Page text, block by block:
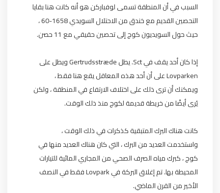
السبب في أن المنطقة تسمى لوفباركن هو أنه كانت هنا بقايا
التحصين القديم مع خندق من الاحتلال السويدي 1658-60 ،
حيث حول السويديون كوج إلى تحصين حقيقي مع 11 حصن.
إذا كان أحد يقف في Sct. يطل Gertrudsstræde ويطل على
Lovparken على أن أحد هذه المعاقل يقع هنا فقط ،
ويمكنك أن ترى ذلك على اختلاف الارتفاع في المنطقة ، ولكن
يُرى أيضًا من خريطة قديمة لكوج منذ ذلك الوقت.
كانت هناك البرك المتبقية كذكرات في ذلك الوقت ،
واستخدمت العديد من البرك ، التي كان هناك العديد منها في
كوج ، كبرك مياه الصرف الصحي من المجاري المائية للتيارات
المحيطة بها. تم إغلاق البركة في Lovpark فقط في النصف
الأخير من القرن الماضي.